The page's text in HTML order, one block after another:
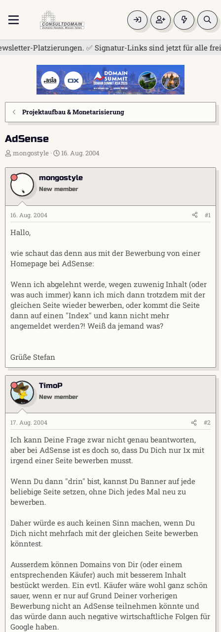
✅ Signatur-Links sind jetzt für alle frei. Teilen
Projektaufbau & Monetarisierung
AdSense
E
s
t
e
l
e
r
mongostyle
E
s
t
e
l
a
16. Aug. 2004
mongostyle
New member
16. Aug. 2004 #1
Hallo,
wie schaut das denn aus mit der Bewerbung von einer
Homepage bei AdSense:
Wenn ich abgelehnt werde, wegen zuwenig Inhalt (oder
was auch immer) kann ich mich dann trotzdem mit der
gleichen Seite wieder bewerben, oder kommt die Seite
dann auf einen "Index" und kann nicht mehr
angemeldet werden?! Weiß da jemand was?
Grüße Stefan
TimoP
New member
17. Aug. 2004 #2
Ich kann Deine Frage zwar nicht genau beantworten,
aber bei AdSense ist es doch so, dass Du Dich nur 1x mit
irgend einer Seite bewerben musst.
Wenn Du dann "drin" bist, kannst Du Banner auf jede
beliebige Seite setzen, ohne Dich jedes Mal neu zu
bewerben.
Daher würde es auch keinen Sinn machen, wenn Du
Dich nicht mehrfach mit der gleichen Seite bewerben
könntest.
Ausserdem können Domains von Dir (oder einem
entsprechenden Käufer) auch mit besserem Inhalt
bestückt werden. Ein evtl. Käufer wäre wohl ganz schön
sauer, wenn er nur auf Grund Deiner vorherigen
Bewerbung nicht an AdSense teilnehmen könnte und
das würde dann auch negative wirtschaftliche Folgen für
Google haben.